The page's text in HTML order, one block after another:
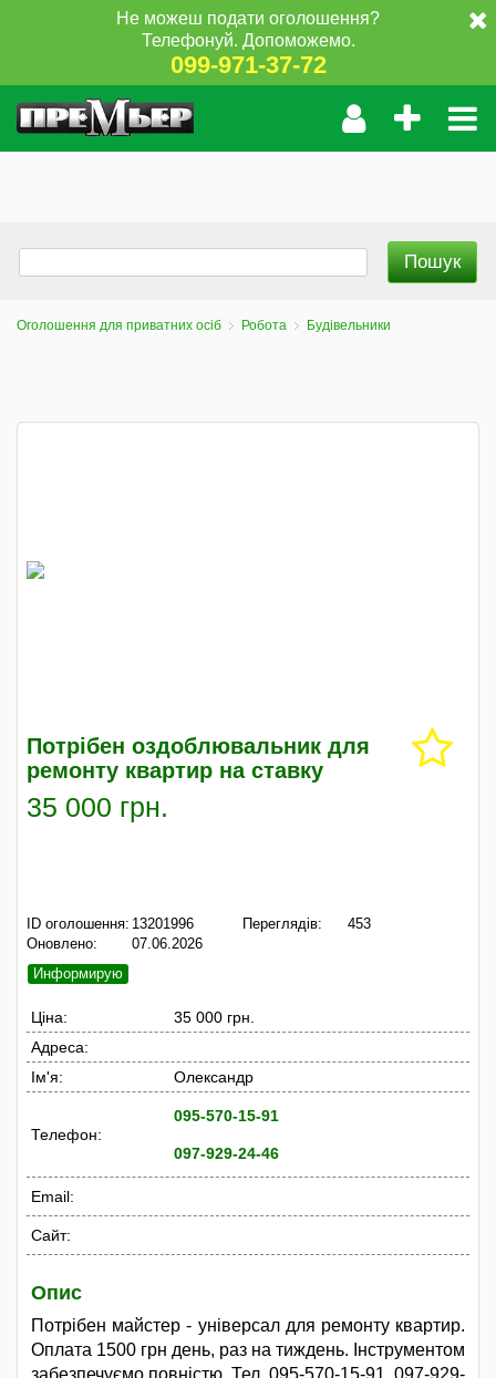
Не можеш подати оголошення?
Телефонуй. Допоможемо.
099-971-37-72
Оголошення для приватних осіб Робота Будівельники
Потрібен оздоблювальник для
ремонту квартир на ставку
35 000 грн.
ID оголошення: 13201996
Оновлено:
07.06.2026
Переглядів: 453
Информирую
Ціна:
35 000 грн.
Адреса:
Ім'я:
Олександр
Телефон:
095-570-15-91
097-929-24-46
Email:
Сайт:
Опис
Потрібен майстер - універсал для ремонту квартир.
Оплата 1500 грн день, раз на тиждень. Інструментом
забезпечуємо повністю. Тел. 095-570-15-91, 097-929-